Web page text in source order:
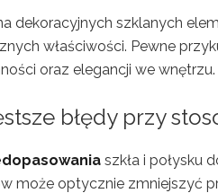
dekoracyjnych szklanych
właściwości. Pewne
oraz elegancji we wnętrzu.
błędy przy
szkła i połysku
może optycznie zmniejszyć